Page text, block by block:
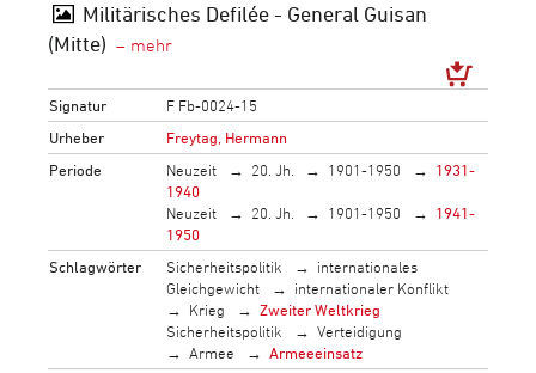
Militärisches Defilée - General Guisan
(Mitte)
Signatur
F Fb-0024-15
Urheber
Freytag, Hermann
Periode
Neuzeit 20. Jh. 1901-1950
1931-
1940
Neuzeit
20. Jh. 1901-1950
1941-
1950
Schlagwörter
Sicherheitspolitik
internationales
Gleichgewicht
internationaler Konflikt
Krieg
Zweiter Weltkrieg
Sicherheitspolitik
Verteidigung
Armee
Armeeeinsatz